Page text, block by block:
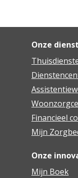
Onze
Financieel
Mijn
Onze
Mijn Boek